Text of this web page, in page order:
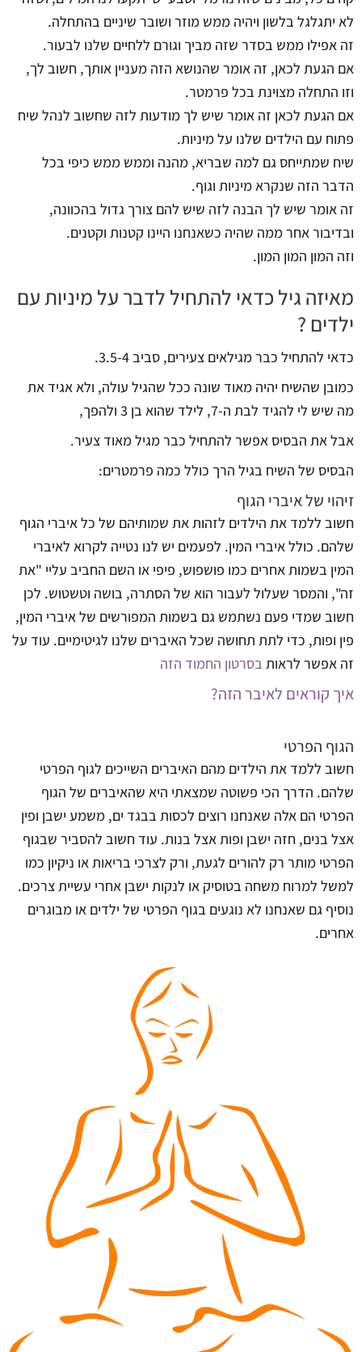
לא יתגלגל בלשון ויהיה ממש מוזר ושובר שיניים בהתחלה.
זה אפילו ממש בסדר שזה מביך וגורם ללחיים שלנו לבעור.
אם הגעת לכאן, זה אומר שהנושא הזה מעניין אותך, חשוב לך,
וזו התחלה מצוינת בכל פרמטר.
אם הגעת לכאן זה אומר שיש לך מודעות לזה שחשוב לנהל שיח
פתוח עם הילדים שלנו על מיניות.
שיח שמתייחס גם למה שבריא, מהנה וממש ממש כיפי בכל
הדבר הזה שנקרא מיניות וגוף.
זה אומר שיש לך הבנה לזה שיש להם צורך גדול בהכוונה,
ובדיבור אחר ממה שהיה כשאנחנו היינו קטנות וקטנים.
וזה המון המון המון.
מאיזה גיל כדאי להתחיל לדבר על מיניות עם
ילדים ?
כדאי להתחיל כבר מגילאים צעירים, סביב 3.5-4.
כמובן שהשיח יהיה מאוד שונה ככל שהגיל עולה, ולא אגיד את
מה שיש לי להגיד לבת ה-7, לילד שהוא בן 3 ולהפך,
אבל את הבסיס אפשר להתחיל כבר מגיל מאוד צעיר.
הבסיס של השיח בגיל הרך כולל כמה פרמטרים:
זיהוי של איברי הגוף
חשוב ללמד את הילדים לזהות את שמותיהם של כל איברי הגוף
שלהם. כולל איברי המין. לפעמים יש לנו נטייה לקרוא לאיברי
המין בשמות אחרים כמו פושפוש, פיפי או השם החביב עליי "את
זה", והמסר שעלול לעבור הוא של הסתרה, בושה וטשטוש. לכן
חשוב שמדי פעם נשתמש גם בשמות המפורשים של איברי המין,
פין ופות, כדי לתת תחושה שכל האיברים שלנו לגיטימיים. עוד על
זה אפשר לראות בסרטון החמוד הזה
איך קוראים לאיבר הזה?
הגוף הפרטי
חשוב ללמד את הילדים מהם האיברים השייכים לגוף הפרטי
שלהם. הדרך הכי פשוטה שמצאתי היא שהאיברים של הגוף
הפרטי הם אלה שאנחנו רוצים לכסות בבגד ים, משמע ישבן ופין
אצל בנים, חזה ישבן ופות אצל בנות. עוד חשוב להסביר שבגוף
הפרטי מותר רק להורים לגעת, ורק לצרכי בריאות או ניקיון כמו
למשל למרוח משחה בטוסיק או לנקות ישבן אחרי עשיית צרכים.
נוסיף גם שאנחנו לא נוגעים בגוף הפרטי של ילדים או מבוגרים
אחרים.